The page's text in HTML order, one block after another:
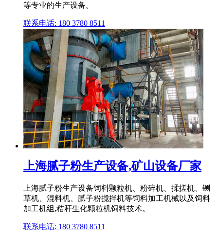
等专业的生产设备。
联系电话: 180 3780 8511
上海腻子粉生产设备,矿山设备厂家
上海腻子粉生产设备饲料颗粒机、粉碎机、揉搓机、铡
草机、混料机、腻子粉搅拌机等饲料加工机械以及饲料
加工机组,秸秆生化颗粒机饲料技术。
联系电话: 180 3780 8511